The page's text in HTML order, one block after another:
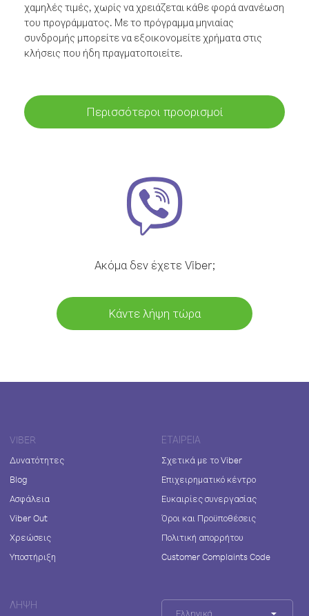
χαμηλές τιμές, χωρίς να χρειάζεται κάθε φορά ανανέωση
του προγράμματος. Με το πρόγραμμα μηνιαίας
συνδρομής μπορείτε να εξοικονομείτε χρήματα στις
κλήσεις που ήδη πραγματοποιείτε.
Περισσότεροι προορισμοί
Ακόμα δεν έχετε Viber;
Κάντε λήψη τώρα
VIBER
Δυνατότητες
Blog
Ασφάλεια
Viber Out
Χρεώσεις
Υποστήριξη
ΕΤΑΙΡΕΊΑ
Σχετικά με το Viber
Επιχειρηματικό κέντρο
Ευκαιρίες συνεργασίας
Όροι και Προϋποθέσεις
Πολιτική απορρήτου
Customer Complaints Code
ΛΉΨΗ
Ελληνικά